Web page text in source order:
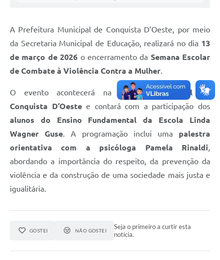
A Prefeitura Municipal de Conquista D’Oeste, por meio
da Secretaria Municipal de Educação, realizará no dia 13
de março de 2026 o encerramento da Semana Escolar
de Combate à Violência Contra a Mulher.
O evento acontecerá na
Câmara Municipal de
Conquista D’Oestee contará com a participação dos
alunos do Ensino Fundamental da Escola Linda
Wagner Guse. A programação inclui uma palestra
orientativa com a psicóloga Pamela Rinaldi,
abordando a importância do respeito, da prevenção da
violência e da construção de uma sociedade mais justa e
igualitária.
GOSTEI NÃO GOSTEI
Seja o primeiro a curtir esta
notícia.